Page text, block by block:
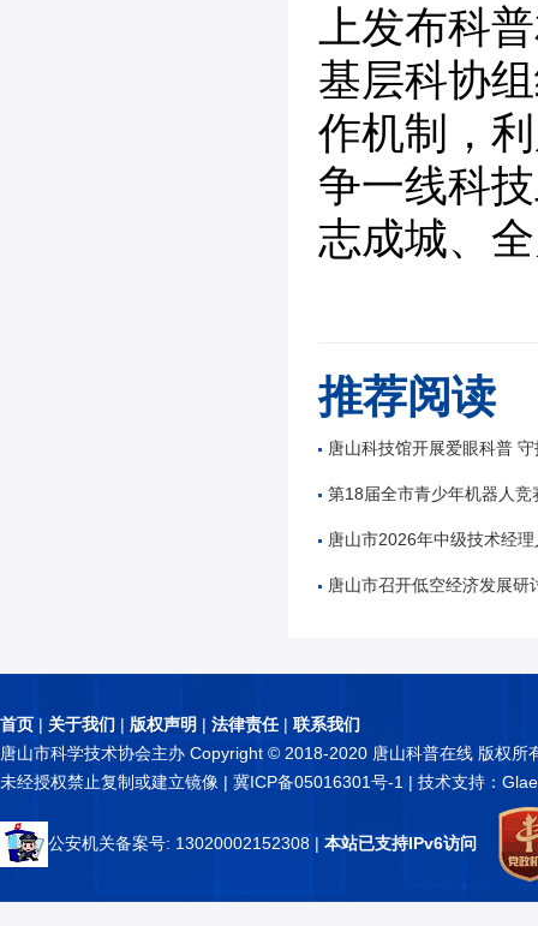
上发布科
基层科协
作机制，
争一线科
志成城、
推荐阅读
唐山科技馆开展爱眼科普 守
第18届全市青少年机器人竞
唐山市2026年中级技术经理人
唐山市召开低空经济发展研
首页 | 关于我们 | 版权声明 | 法律责任| 联系我们
唐山市科学技术协会主办 Copyright © 2018-2020 唐山科普在线 版权所
未经授权禁止复制或建立镜像 | 冀ICP备05016301号-1 | 技术支持：
公安机关备案号: 13020002152308 | 本站已支持IPv6访问